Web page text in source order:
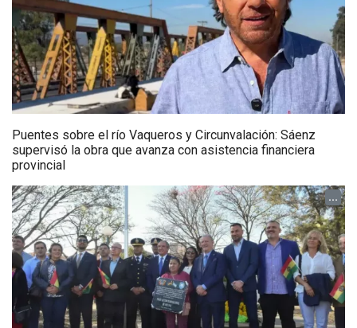
Puentes sobre el río Vaqueros y Circunvalación: Sáenz
supervisó la obra que avanza con asistencia financiera
provincial
...